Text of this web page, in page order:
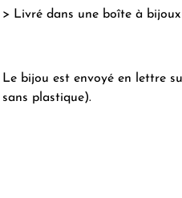
> Livré dans une boîte à bijoux
Le bijou est envoyé en lettre
sans plastique).